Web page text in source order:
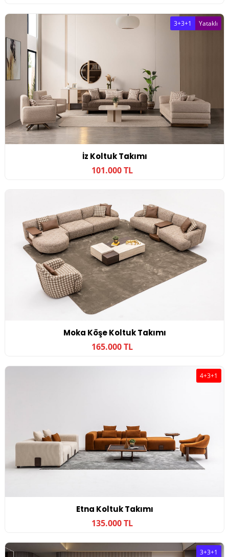
İz Koltuk Takımı
101.000 TL
3+3+1 Yataklı
Moka Köşe Koltuk Takımı
165.000 TL
Etna Koltuk Takımı
135.000 TL
4+3+1
3+3+1